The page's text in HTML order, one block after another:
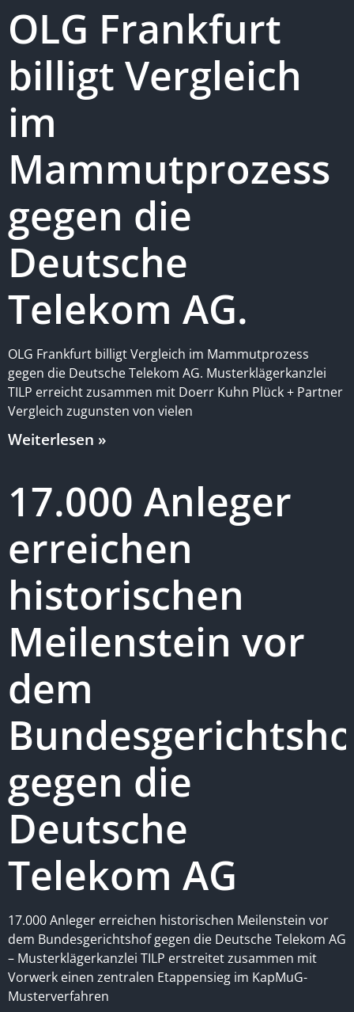
OLG Frankfurt
billigt Vergleich
im
Mammutprozess
gegen die
Deutsche
Telekom AG.
OLG Frankfurt billigt Vergleich im Mammutprozess
gegen die Deutsche Telekom AG. Musterklägerkanzlei
TILP erreicht zusammen mit Doerr Kuhn Plück + Partner
Vergleich zugunsten von vielen
Weiterlesen »
17.000 Anleger
erreichen
historischen
Meilenstein vor
dem
gegen die
Deutsche
Telekom AG
17.000 Anleger erreichen historischen Meilenstein vor
dem Bundesgerichtshof gegen die Deutsche Telekom AG
– Musterklägerkanzlei TILP erstreitet zusammen mit
Vorwerk einen zentralen Etappensieg im KapMuG-
Musterverfahren